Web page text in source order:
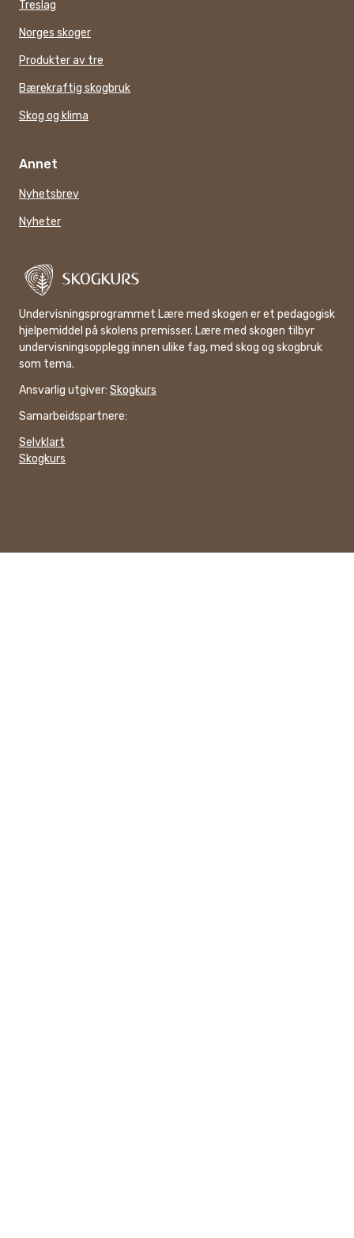
Treslag
Norges skoger
Produkter av tre
Bærekraftig skogbruk
Skog og klima
Annet
Nyhetsbrev
Nyheter
Undervisningsprogrammet Lære med skogen er et pedagogisk
hjelpemiddel på skolens premisser. Lære med skogen tilbyr
undervisningsopplegg innen ulike fag, med skog og skogbruk
som tema.
Ansvarlig utgiver: Skogkurs
Samarbeidspartnere:
Selvklart
Skogkurs